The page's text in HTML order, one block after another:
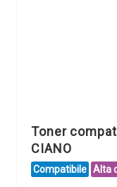
Toner
CIANO
Compatibile Alta